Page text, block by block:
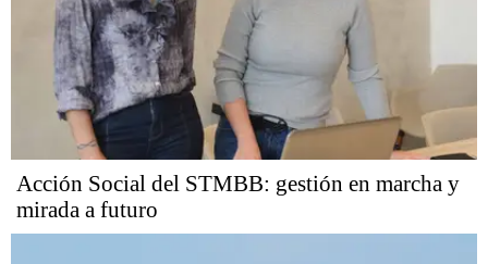
Acción Social del STMBB: gestión en marcha y
mirada a futuro